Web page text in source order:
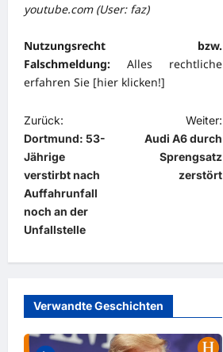
youtube.com (User: faz)
Nutzungsrecht bzw.
Falschmeldung: Alles rechtliche
erfahren Sie [hier klicken!]
B
e
i
t
r
s
n
a
Zurück:
Dortmund: 53-
Jährige
verstirbt nach
Auffahrunfall
noch an der
Unfallstelle
Weiter:
Audi A6 durch
Sprengsatz
zerstört
Verwandte Geschichten